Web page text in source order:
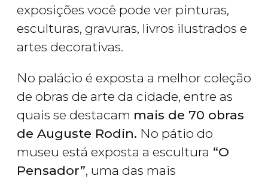
exposições você pode ver pinturas,
esculturas, gravuras, livros ilustrados e
artes decorativas.
No palácio é exposta a melhor coleção
de obras de arte da cidade, entre as
quais se destacam mais de 70 obras
de Auguste Rodin. No pátio do
museu está exposta a escultura “O
Pensador”, uma das mais